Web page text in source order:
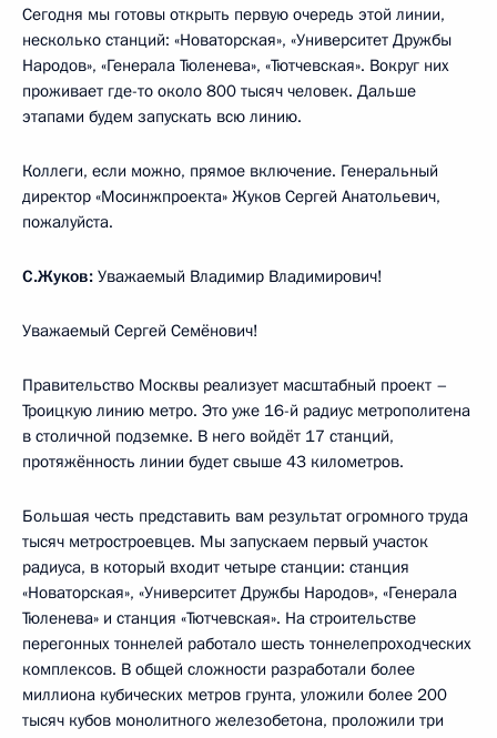
Сегодня мы готовы открыть первую очередь этой линии,
несколько станций: «Новаторская», «Университет Дружбы
Народов», «Генерала Тюленева», «Тютчевская». Вокруг них
проживает где-то около 800 тысяч человек. Дальше
этапами будем запускать всю линию.
Коллеги, если можно, прямое включение. Генеральный
директор «Мосинжпроекта» Жуков Сергей Анатольевич,
пожалуйста.
С.Жуков: Уважаемый Владимир Владимирович!
Уважаемый Сергей Семёнович!
Правительство Москвы реализует масштабный проект –
Троицкую линию метро. Это уже 16-й радиус метрополитена
в столичной подземке. В него войдёт 17 станций,
протяжённость линии будет свыше 43 километров.
Большая честь представить вам результат огромного труда
тысяч метростроевцев. Мы запускаем первый участок
радиуса, в который входит четыре станции: станция
«Новаторская», «Университет Дружбы Народов», «Генерала
Тюленева» и станция «Тютчевская». На строительстве
перегонных тоннелей работало шесть тоннелепроходческих
комплексов. В общей сложности разработали более
миллиона кубических метров грунта, уложили более 200
тысяч кубов монолитного железобетона, проложили три